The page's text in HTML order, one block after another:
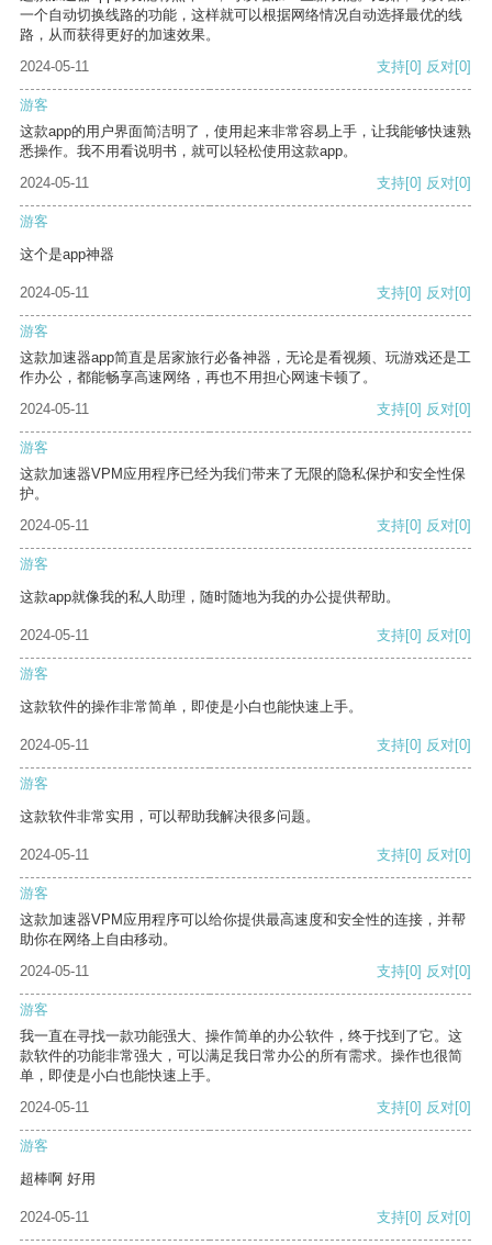
一个自动切换线路的功能，这样就可以根据网络情况自动选择最优的线
路，从而获得更好的加速效果。
2024-05-11
支持[0] 反对[0]
游客
这款app的用户界面简洁明了，使用起来非常容易上手，让我能够快速熟
悉操作。我不用看说明书，就可以轻松使用这款app。
2024-05-11
支持[0] 反对[0]
游客
这个是app神器
2024-05-11 支持[0] 反对[0]
游客
这款加速器app简直是居家旅行必备神器，无论是看视频、玩游戏还是工
作办公，都能畅享高速网络，再也不用担心网速卡顿了。
2024-05-11
支持[0] 反对[0]
游客
这款加速器VPM应用程序已经为我们带来了无限的隐私保护和安全性保
护。
2024-05-11
支持[0] 反对[0]
游客
这款app就像我的私人助理，随时随地为我的办公提供帮助。
2024-05-11 支持[0] 反对[0]
游客
这款软件的操作非常简单，即使是小白也能快速上手。
2024-05-11 支持[0] 反对[0]
游客
这款软件非常实用，可以帮助我解决很多问题。
2024-05-11 支持[0] 反对[0]
游客
这款加速器VPM应用程序可以给你提供最高速度和安全性的连接，并帮
助你在网络上自由移动。
2024-05-11
支持[0] 反对[0]
游客
我一直在寻找一款功能强大、操作简单的办公软件，终于找到了它。这
款软件的功能非常强大，可以满足我日常办公的所有需求。操作也很简
单，即使是小白也能快速上手。
2024-05-11
支持[0] 反对[0]
游客
超棒啊 好用
2024-05-11 支持[0] 反对[0]